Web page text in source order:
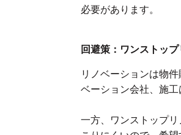
必要があります。
回避策：ワンストッ
リノベーションは物
ベーション会社、施
一方、ワンストップ